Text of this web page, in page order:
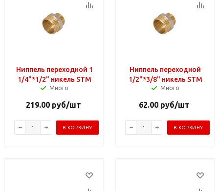
Ниппель переходной 1
1/4"*1/2" никель STM
Много
219.00руб/шт
В КОРЗИНУ
Ниппель переходной
1/2"*3/8" никель STM
Много
62.00 руб/шт
В КОРЗИНУ